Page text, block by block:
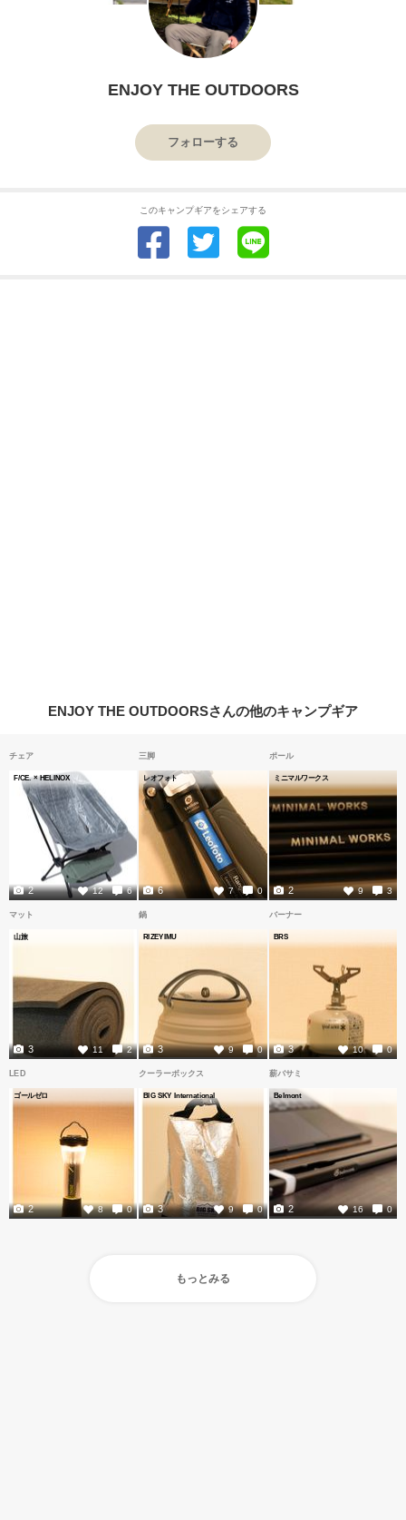
ENJOY THE OUTDOORS
フォローする
このキャンプギアをシェアする
ENJOY THE OUTDOORSさんの他のキャンプギア
チェア
F/CE. × HELINOX
12 6
2
三脚
レオフォト
7 0
6
ポール
ミニマルワークス
9 3
2
マット
山旅
11 2
3
鍋
RIZEYIMU
9 0
3
バーナー
BRS
10 0
3
LED
ゴールゼロ
8 0
2
クーラーボックス
BIG SKY International
9 0
3
薪バサミ
Belmont
16 0
2
もっとみる